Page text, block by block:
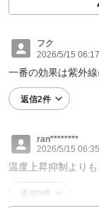
フク
2026/5/15 06:17
一番の効果は紫外
返信2件
ran********
2026/5/15 06:35
温度上昇抑制よりも
返信0件